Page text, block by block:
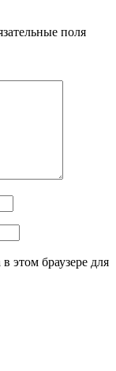
поля
этом браузере для